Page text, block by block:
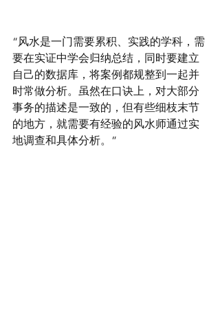
“风水是一门需要累积、实践的学科，需
要在实证中学会归纳总结，同时要建立
自己的数据库，将案例都规整到一起并
时常做分析。虽然在口诀上，对大部分
事务的描述是一致的，但有些细枝末节
的地方，就需要有经验的风水师通过实
地调查和具体分析。”